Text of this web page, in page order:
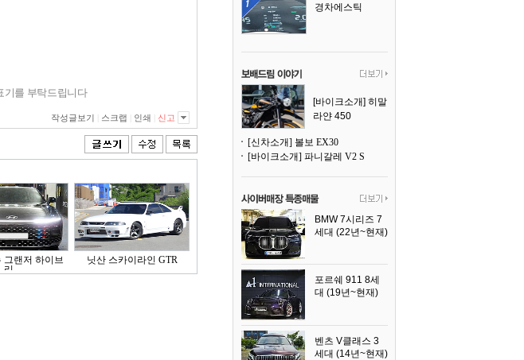
기를 부탁드립니다
작성글보기 스크랩 인쇄 신고
그랜저 하이브
리..
닛산 스카이라인 GTR
경차에스틱
[바이크소개] 히말
라얀 450
[신차소개] 볼보 EX30
[바이크소개] 파니갈레 V2 S
BMW 7시리즈 7
세대 (22년~현재)
포르쉐 911 8세
대 (19년~현재)
벤츠 V클래스 3
세대 (14년~현재)